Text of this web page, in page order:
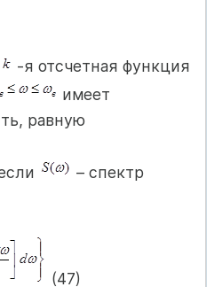
-я отсчетная функция
имеет
равную
– спектр
(47)